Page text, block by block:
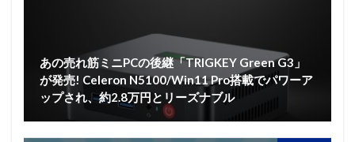
あの売れ筋ミニPCの後継「TRIGKEY Green G3」
が発売! Celeron N5100/Win11 Pro搭載でパワーア
ップされ、約2.8万円とリーズナブル